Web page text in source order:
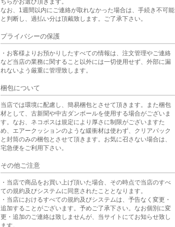
ちらかお選び頂きます。
なお、1週間以内にご連絡が取れなかった場合は、手続き不可能
と判断し、過払い分は頂戴致します。ご了承下さい。
プライバシーの保護
・お客様よりお預かりしたすべての情報は、注文管理やご連絡
など当店の業務に関すること以外には一切使用せず、外部に漏
れないよう厳重に管理致します。
梱包について
当店では環境に配慮し、簡易梱包とさせて頂きます。また梱包
材として、古新聞や中古ダンボールを使用する場合がございま
す。なお、ネコポスは規定により厚さに制限がございますた
め、エアークッションのような緩衝材は使わず、クリアパック
と封筒のみの梱包とさせて頂きます。お気に召さない場合は、
宅急便をご利用下さい。
その他ご注意
・当店で商品をお買い上げ頂いた場合、その時点で当店のすべ
ての規約及びシステムに同意されたこととなります。
・当店におけるすべての規約及びシステムは、予告なく変更・
追加することがございます。予めご了承下さい。なお個別に変
更・追加のご連絡は致しませんが、当サイトにてお知らせ致し
ます。